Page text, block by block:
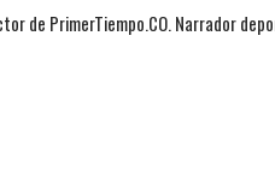
de PrimerTiempo.CO. Narrador